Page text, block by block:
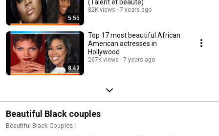
5:55
(Talent et beauté)
82K views 7 years ago
8:49
Top 17 most beautiful African
American actresses in
Hollywood
267K views 7 years ago
Beautiful Black couples
Beautiful Black Couples !